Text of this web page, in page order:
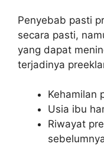
Penyebab pasti
secara pasti,
yang dapat
terjadinya
Kehamilan
Usia ibu
Riwayat